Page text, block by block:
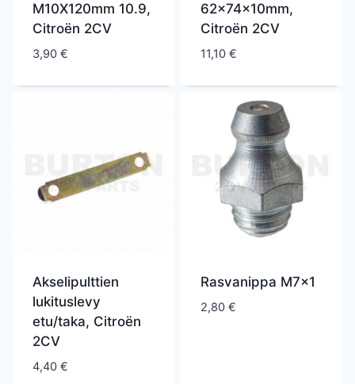
M10X120mm 10.9,
Citroën 2CV
3,90 €
62x74x10mm,
Citroën 2CV
11,10 €
Akselipulttien
lukituslevy
etu/taka, Citroën
2CV
4,40 €
Rasvanippa M7x1
2,80 €